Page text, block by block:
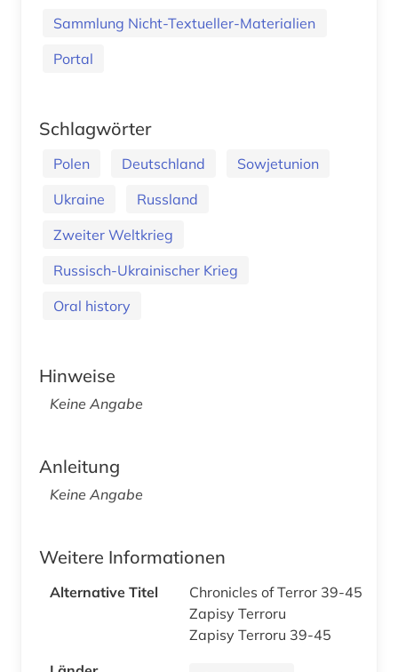
Sammlung Nicht-Textueller-Materialien
Portal
Schlagwörter
Polen Deutschland
Sowjetunion
Ukraine
Russland
Zweiter Weltkrieg
Russisch-Ukrainischer Krieg
Oral history
Hinweise
Keine Angabe
Anleitung
Keine Angabe
Weitere Informationen
Alternative Titel
Chronicles of Terror 39-45
Zapisy Terroru
Zapisy Terroru 39-45